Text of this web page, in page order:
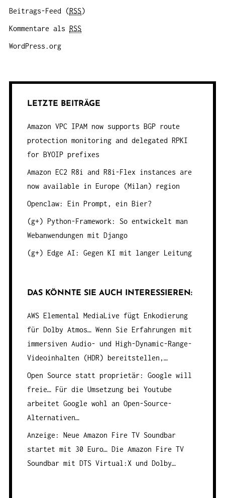
Beitrags-Feed (RSS)
Kommentare als RSS
WordPress.org
LETZTE BEITRÄGE
Amazon VPC IPAM now supports BGP route
protection monitoring and delegated RPKI
for BYOIP prefixes
Amazon EC2 R8i and R8i-Flex instances are
now available in Europe (Milan) region
Openclaw: Ein Prompt, ein Bier?
(g+) Python-Framework: So entwickelt man
Webanwendungen mit Django
(g+) Edge AI: Gegen KI mit langer Leitung
DAS KÖNNTE SIE AUCH INTERESSIEREN:
AWS Elemental MediaLive fügt Enkodierung
für Dolby Atmos…Wenn Sie Erfahrungen mit
immersiven Audio- und High-Dynamic-Range-
Videoinhalten (HDR) bereitstellen,…
Open Source statt proprietär: Google will
freie…Für die Umsetzung bei Youtube
arbeitet Google wohl an Open-Source-
Alternativen…
Anzeige: Neue Amazon Fire TV Soundbar
startet mit 30 Euro…Die Amazon Fire TV
Soundbar mit DTS Virtual:X und Dolby…